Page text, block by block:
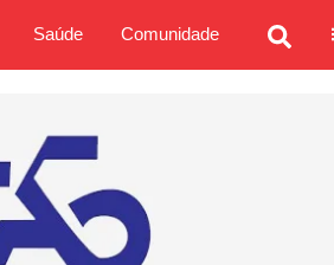
Saúde Comunidade